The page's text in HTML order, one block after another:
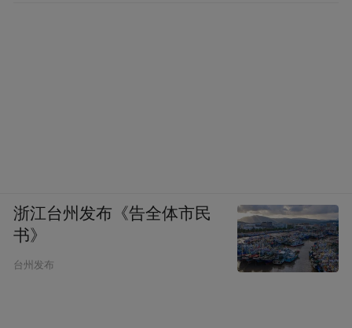
浙江台州发布《告全体市民
书》
台州发布